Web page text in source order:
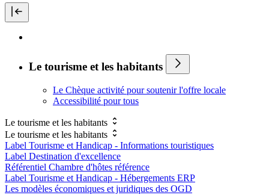
Le tourisme et les habitants
Le Chèque activité pour soutenir l'offre locale
Accessibilité pour tous
Le tourisme et les habitants
Le tourisme et les habitants
Label Tourisme et Handicap - Informations touristiques
Label Destination d'excellence
Référentiel Chambre d'hôtes référence
Label Tourisme et Handicap - Hébergements ERP
Les modèles économiques et juridiques des OGD